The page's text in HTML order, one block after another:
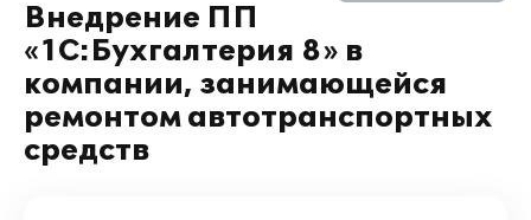
Внедрение ПП
«1С:Бухгалтерия 8» в
компании, занимающейся
ремонтом автотранспортных
средств